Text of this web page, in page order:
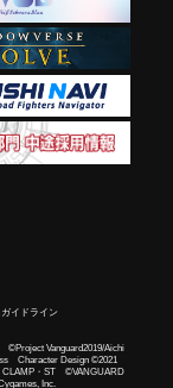
イドライン
Vanguard2019/Aichi
Character Design ©2021
・ST ©VANGUARD
Inc.